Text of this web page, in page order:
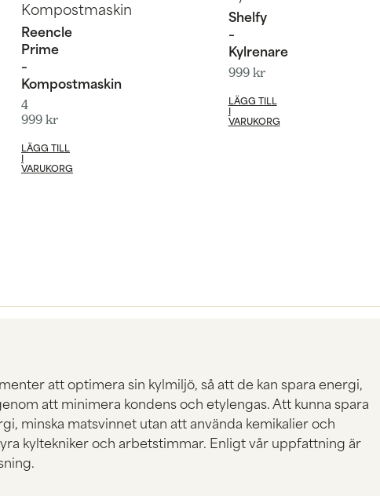
Reencle
Prime
–
Kompostmaskin
4
999 kr
LÄGG TILL
I
VARUKORG
Shelfy
–
Kylrenare
999 kr
LÄGG TILL
I
VARUKORG
att optimera sin kylmiljö, så att de kan spara energi,
att minimera kondens och etylengas. Att kunna spara
minska matsvinnet utan att använda kemikalier och
kyltekniker och arbetstimmar. Enligt vår uppfattning är